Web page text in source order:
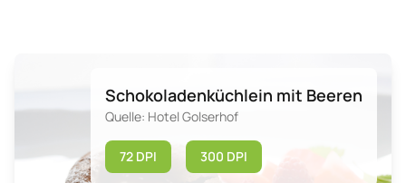
Schokoladenküchlein mit Beeren
Quelle: Hotel Golserhof
72 DPI 300 DPI